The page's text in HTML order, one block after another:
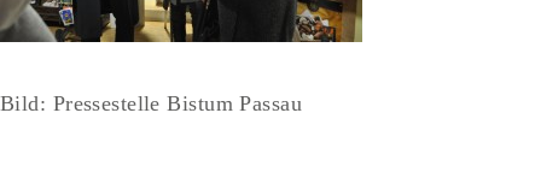
Bild: Pressestelle Bistum Passau